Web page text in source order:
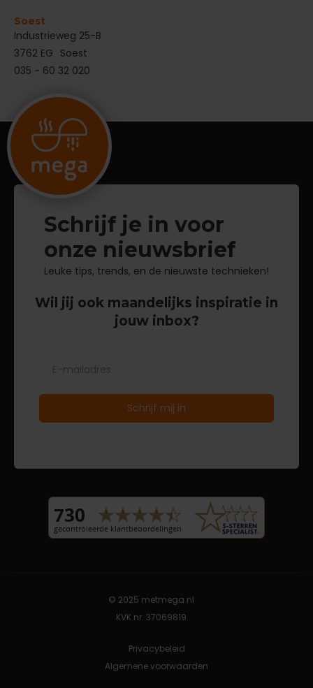
Soest
Industrieweg 25-B
3762 EG Soest
035 - 60 32 020
Schrijf je in voor
onze nieuwsbrief
Leuke tips, trends, en de nieuwste technieken!
Wil jij ook maandelijks inspiratie in
jouw inbox?
© 2025 metmega.nl
KVK nr. 37069819
Privacybeleid
Algemene voorwaarden